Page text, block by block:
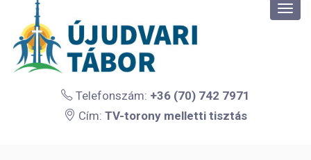
Telefonszám: +36 (70) 742 7971
Cím: TV-torony melletti tisztás